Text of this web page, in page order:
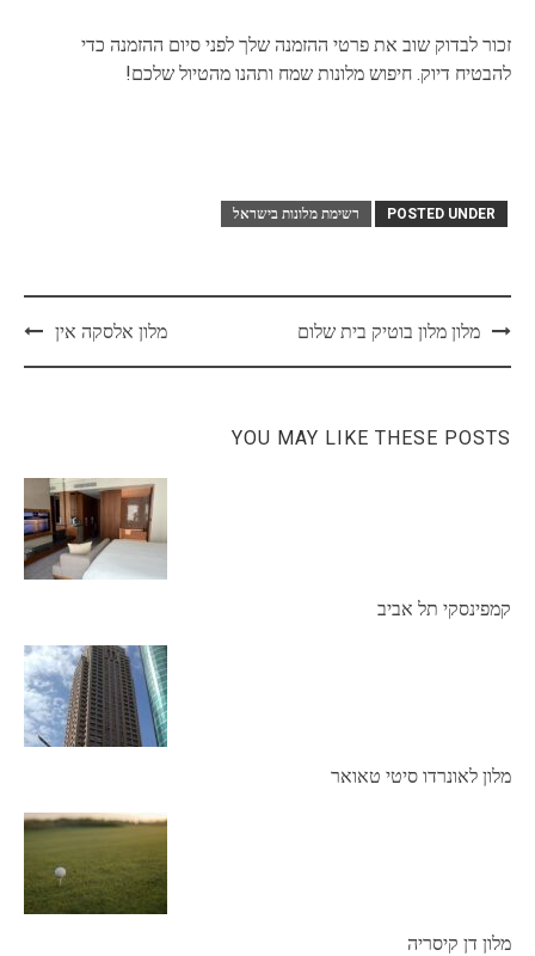
זכור לבדוק שוב את פרטי ההזמנה שלך לפני סיום ההזמנה כדי
להבטיח דיוק. חיפוש מלונות שמח ותהנו מהטיול שלכם!
POSTED UNDER רשימת מלונות בישראל
Postמלון מלון בוטיק בית שלום מלון אלסקה אין
YOU MAY LIKE THESE POSTS
קמפינסקי תל אביב
מלון לאונרדו סיטי טאואר
מלון דן קיסריה